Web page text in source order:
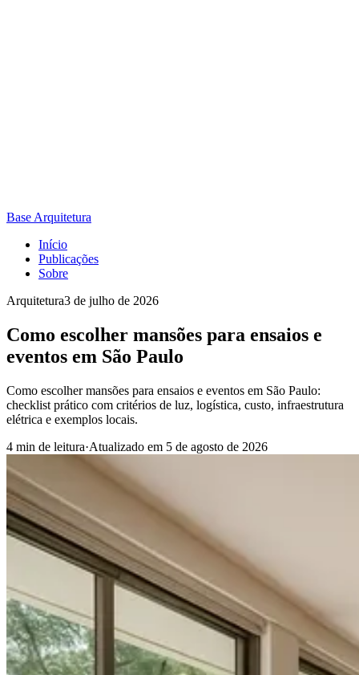
Base Arquitetura
Início
Publicações
Sobre
Arquitetura3 de julho de 2026
Como escolher mansões para ensaios e
eventos em São Paulo
Como escolher mansões para ensaios e eventos em São Paulo:
checklist prático com critérios de luz, logística, custo, infraestrutura
elétrica e exemplos locais.
4 min de leitura·Atualizado em 5 de agosto de 2026